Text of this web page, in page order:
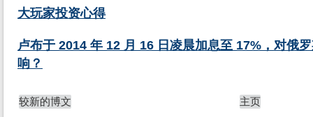
大玩家投资心得
卢布于 2014 年 12 月 16 日凌晨加息至 17%，对俄
响？
较新的博文 主页